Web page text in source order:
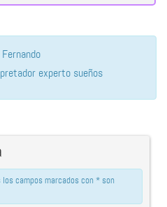
experto sueños
campos marcados con * son